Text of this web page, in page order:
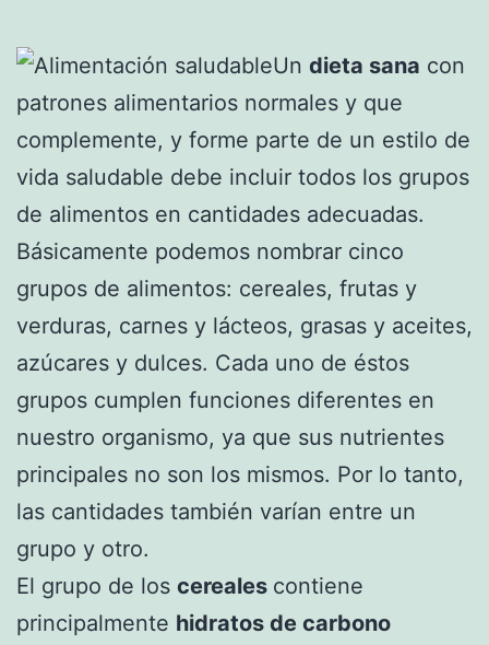
Un dieta sana con
patrones alimentarios normales y que
complemente, y forme parte de un estilo de
vida saludable debe incluir todos los grupos
de alimentos en cantidades adecuadas.
Básicamente podemos nombrar cinco
grupos de alimentos: cereales, frutas y
verduras, carnes y lácteos, grasas y aceites,
azúcares y dulces. Cada uno de éstos
grupos cumplen funciones diferentes en
nuestro organismo, ya que sus nutrientes
principales no son los mismos. Por lo tanto,
las cantidades también varían entre un
grupo y otro.
El grupo de los cereales contiene
principalmente hidratos de carbono